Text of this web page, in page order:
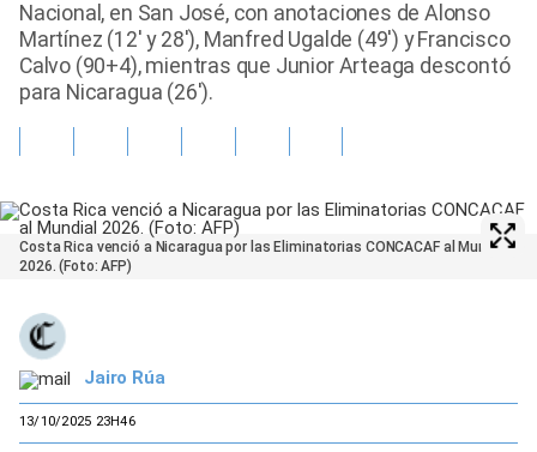
Tendencias Mix
Sports
Nacional, en San José, con anotaciones de Alonso
Martínez (12′ y 28′), Manfred Ugalde (49′) y Francisco
Calvo (90+4), mientras que Junior Arteaga descontó
para Nicaragua (26′).
Costa Rica venció a Nicaragua por las Eliminatorias CONCACAF al Mundial
2026. (Foto: AFP)
Jairo Rúa
13/10/2025 23H46